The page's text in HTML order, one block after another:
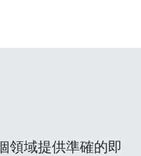
領域提供準確的即